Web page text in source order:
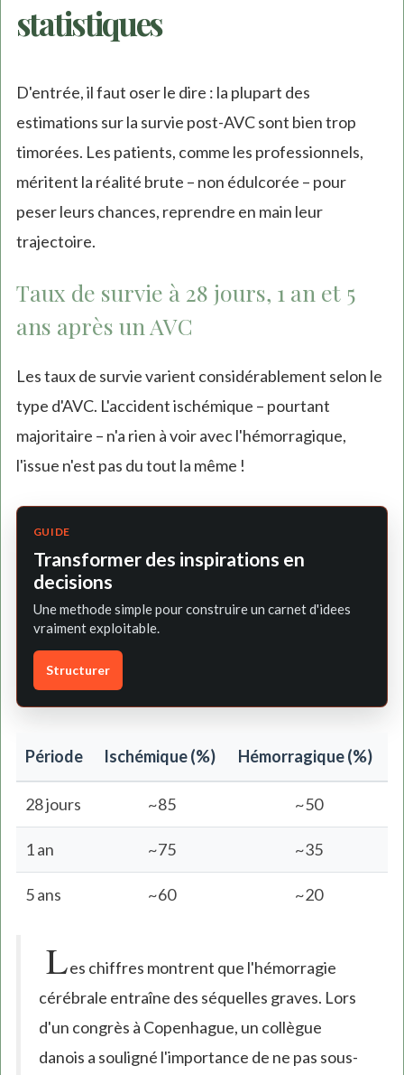
statistiques
D'entrée, il faut oser le dire : la plupart des
estimations sur la survie post-AVC sont bien trop
timorées. Les patients, comme les professionnels,
méritent la réalité brute – non édulcorée – pour
peser leurs chances, reprendre en main leur
trajectoire.
Taux de survie à 28 jours, 1 an et 5
ans après un AVC
Les taux de survie varient considérablement selon le
type d'AVC. L'accident ischémique – pourtant
majoritaire – n'a rien à voir avec l'hémorragique,
l'issue n'est pas du tout la même !
GUIDE
Transformer des inspirations en
decisions
Une methode simple pour construire un carnet d'idees
vraiment exploitable.
Structurer
Période Ischémique (%) Hémorragique (%)
28 jours ~85 ~50
1 an ~75 ~35
5 ans ~60 ~20
Les chiffres montrent que l'hémorragie
cérébrale entraîne des séquelles graves. Lors
d'un congrès à Copenhague, un collègue
danois a souligné l'importance de ne pas sous-